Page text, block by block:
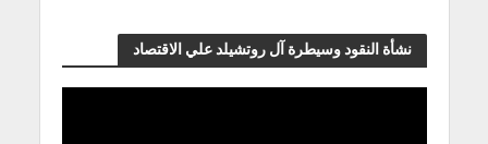
نشأة النقود وسيطرة آل روتشيلد علي الاقتصاد